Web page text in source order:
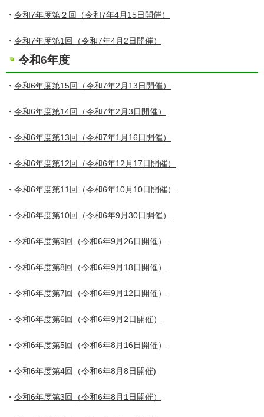
・ 令和7年度第２回（令和7年4月15日開催）
・ 令和7年度第1回（令和7年4月2日開催）
令和6年度
・ 令和6年度第15回（令和7年2月13日開催）
・ 令和6年度第14回（令和7年2月3日開催）
・ 令和6年度第13回（令和7年1月16日開催）
・ 令和6年度第12回（令和6年12月17日開催）
・ 令和6年度第11回（令和6年10月10日開催）
・ 令和6年度第10回（令和6年9月30日開催）
・ 令和6年度第9回（令和6年9月26日開催）
・ 令和6年度第8回（令和6年9月18日開催）
・ 令和6年度第7回（令和6年9月12日開催）
・ 令和6年度第6回（令和6年9月2日開催）
・ 令和6年度第5回（令和6年8月16日開催）
・ 令和6年度第4回（令和6年8月8日開催)
・ 令和6年度第3回（令和6年8月1日開催）